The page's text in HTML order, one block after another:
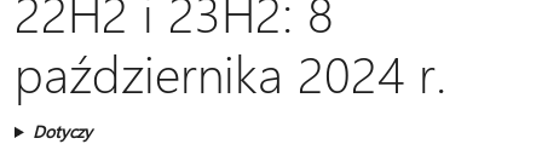
października 2024 r.
Dotyczy